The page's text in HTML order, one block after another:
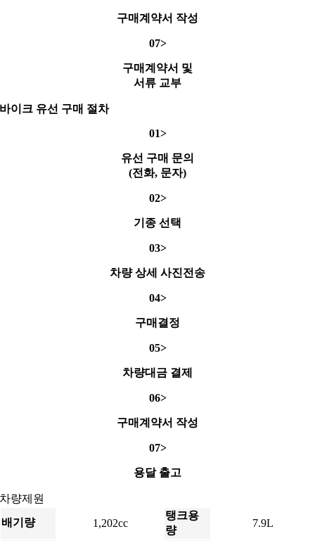
구매계약서 작성
07>
구매계약서 및
서류 교부
바이크 유선 구매 절차
01>
유선 구매 문의
(전화, 문자)
02>
기종 선택
03>
차량 상세 사진전송
04>
구매결정
05>
차량대금 결제
06>
구매계약서 작성
07>
용달 출고
차량제원
배기량
1,202cc
탱크용
량
7.9L